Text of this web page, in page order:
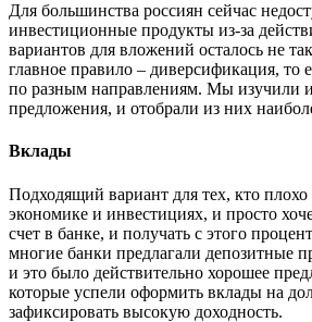
Для большинства россиян сейчас
инвестиционные продукты из-за
вариантов для вложений осталось не
главное правило – диверсификация, то
по разным направлениям. Мы изучили
предложения, и отобрали из них
Вклады
Подходящий вариант для тех, кто плохо
экономике и инвестициях, и просто
счет в банке, и получать с этого
многие банки предлагали депозитные
и это было действительно хорошее
которые успели оформить вклады на
зафиксировать высокую доходность.